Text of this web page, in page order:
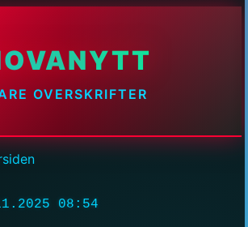
OVERSKRIFTER
08:54